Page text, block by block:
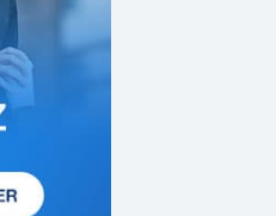
ve bu doğrultuda
gerekli sistemleri
İşleme
kişisel verilerin hangi
ve bu amaçları